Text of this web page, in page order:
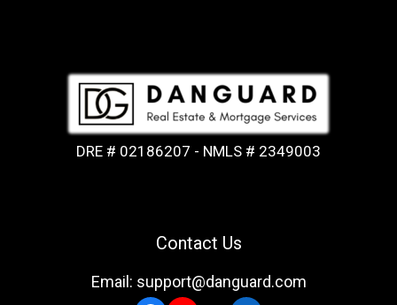
DRE # 02186207 - NMLS # 2349003
Contact Us
Email: support@danguard.com
Facebook
YouTubeLinkedIn